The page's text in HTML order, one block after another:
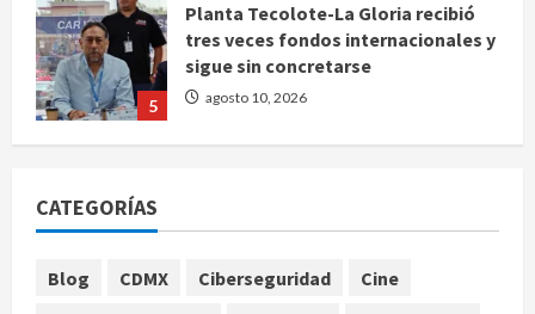
5
Planta Tecolote-La Gloria recibió
tres veces fondos internacionales y
sigue sin concretarse
agosto 10, 2026
CATEGORÍAS
Blog CDMX Ciberseguridad
Cine